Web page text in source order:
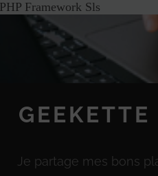
Framework Sls
Je partage mes bons